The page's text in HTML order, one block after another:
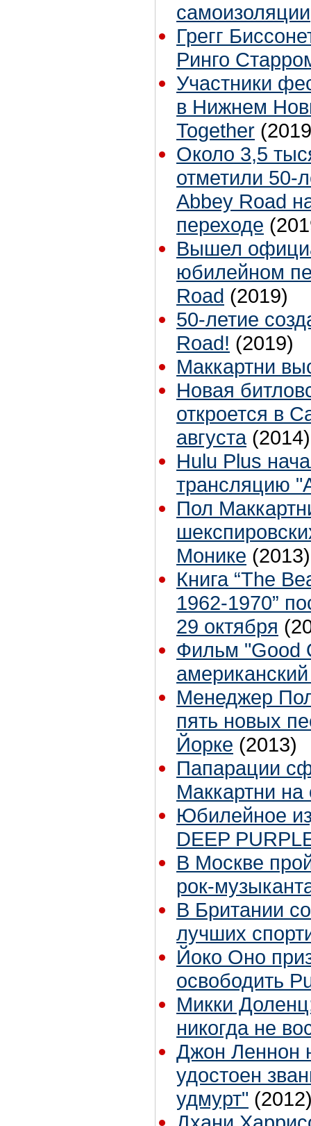
Грегг
Ринго
Участники
в Нижнем
Together
Около 3,5
отметили 50-
Abbey Road
переходе
Вышел
юбилейном
Road (2019)
50-летие
Road! (2019)
Маккартни
Новая
откроется в
августа (2014)
Hulu Plus
трансляцию
Пол
Монике (2013)
Книга “The
1962-1970”
29 октября
Фильм "Good
Менеджер
пять новых
Йорке (2013)
Папарации
Маккартни на
Юбилейное
DEEP
В Москве
рок-
В Британии
лучших
Йоко Оно
освободить
Микки
никогда не
Джон Леннон
удостоен
удмурт"